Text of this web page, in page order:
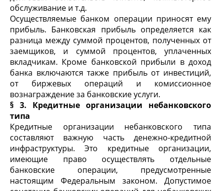
обслуживание и т.д.
Осуществляемые банком операции приносят ему
прибыль. Банковская прибыль определяется как
разница между суммой процентов, полученных от
заемщиков, и суммой процентов, уплаченных
вкладчикам. Кроме банковской прибыли в доход
банка включаются также прибыль от инвестиций,
от биржевых операций и комиссионное
вознаграждение за банковские услуги.
§ 3. Кредитные организации небанковского
типа
Кредитные организации небанковского типа
составляют важную часть денежно-кредитной
инфраструктуры. Это кредитные организации,
имеющие право осуществлять отдельные
банковские операции, предусмотренные
настоящим Федеральным законом. Допустимое